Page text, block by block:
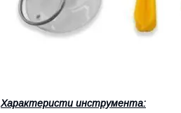
Характеристи инструмента: